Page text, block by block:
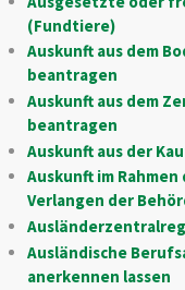
(Fundtiere)
Auskunft aus dem
beantragen
Auskunft aus dem
beantragen
Auskunft aus der
Auskunft im
Verlangen der
Ausländische
anerkennen lassen